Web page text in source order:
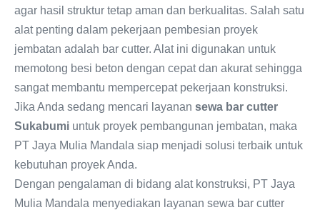
agar hasil struktur tetap aman dan berkualitas. Salah satu
alat penting dalam pekerjaan pembesian proyek
jembatan adalah bar cutter. Alat ini digunakan untuk
memotong besi beton dengan cepat dan akurat sehingga
sangat membantu mempercepat pekerjaan konstruksi.
Jika Anda sedang mencari layanan sewa bar cutter
Sukabumi untuk proyek pembangunan jembatan, maka
PT Jaya Mulia Mandala siap menjadi solusi terbaik untuk
kebutuhan proyek Anda.
Dengan pengalaman di bidang alat konstruksi, PT Jaya
Mulia Mandala menyediakan layanan sewa bar cutter